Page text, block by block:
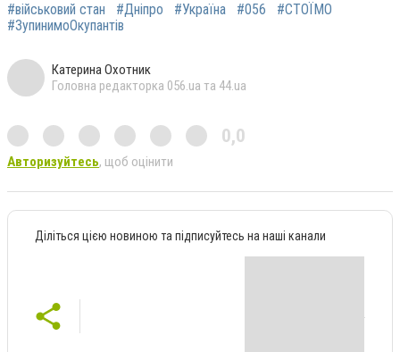
#військовий стан #Дніпро #Україна #056
#СТОЇМО
#ЗупинимоОкупантів
Катерина Охотник
Головна редакторка 056.ua та 44.ua
0,0
Авторизуйтесь, щоб оцінити
Діліться цією новиною та підписуйтесь на наші канали